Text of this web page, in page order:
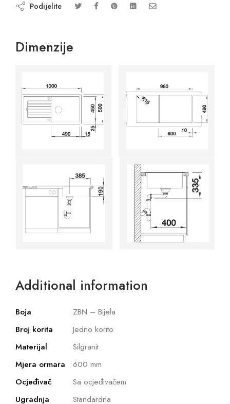
Podijelite
Dimenzije
Additional information
Boja
ZBN – Bijela
Broj korita
Jedno korito
Materijal
Silgranit
Mjera ormara
600 mm
Ocjeđivač
Sa ocjeđivačem
Ugradnja
Standardna